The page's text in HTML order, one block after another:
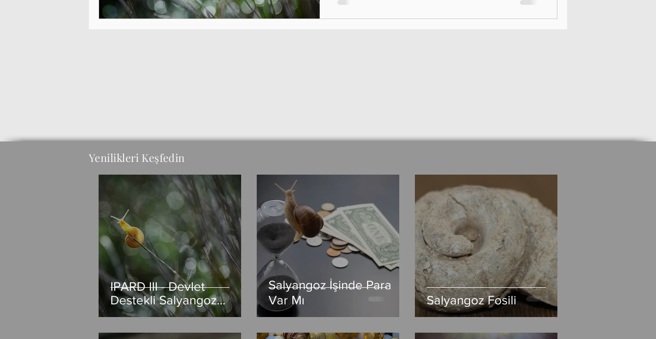
Yenilikleri Keşfedin
IPARD III - Devlet
Destekli Salyangoz
Çiftliği
Salyangoz İşinde Para
Var Mı
Salyangoz Fosili